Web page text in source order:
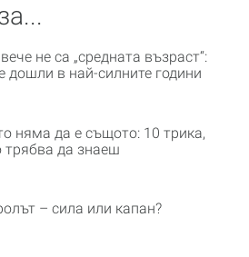
не са „средната възраст“:
дошли в най-силните години
няма да е същото: 10 трика,
трябва да знаеш
– сила или капан?